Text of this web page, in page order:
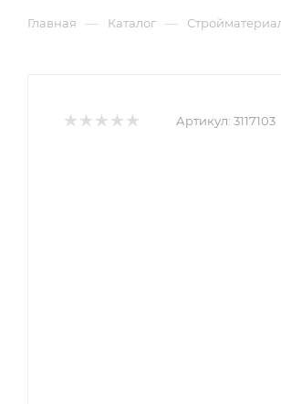
Главная — Каталог —
Артикул: 3117103